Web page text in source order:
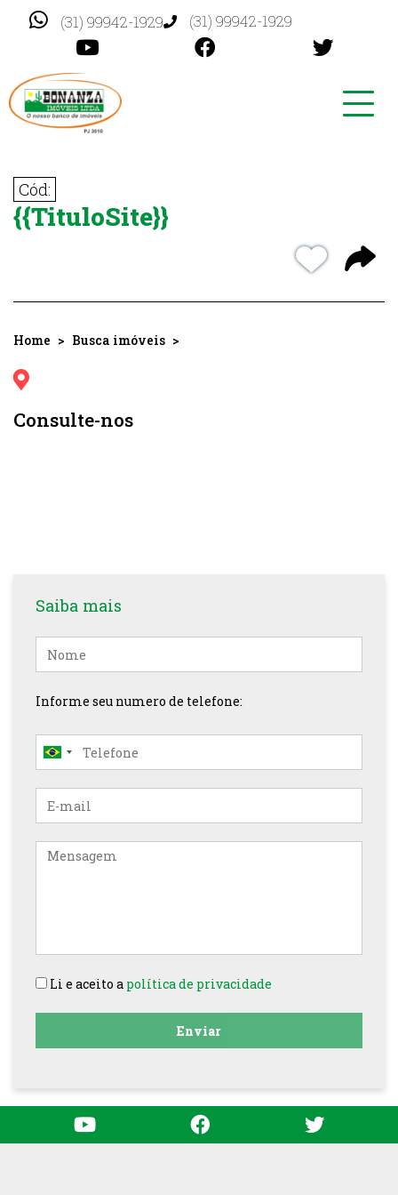
(31) 99942-1929 (31) 99942-1929
Cód:
{{TituloSite}}
Home Busca imóveis
Consulte-nos
Saiba mais
Nome
Informe seu numero de telefone:
E-
mail
Mensagem
Li e aceito a política de privacidade
Enviar